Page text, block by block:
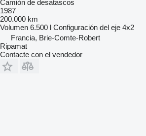
Camión de desatascos
1987
200.000 km
Volumen 6.500 l Configuración del eje 4x2
Francia, Brie-Comte-Robert
Ripamat
Contacte con el vendedor